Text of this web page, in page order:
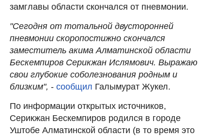
замглавы области скончался от пневмонии.
"Сегодня от тотальной двусторонней
пневмонии скоропостижно скончался
заместитель акима Алматинской области
Бескемпиров Серикжан Ислямович. Выражаю
свои глубокие соболезнования родным и
близким", - сообщил Галымурат Жукел.
По информации открытых источников,
Серикжан Бескемпиров родился в городе
Уштобе Алматинской области (в то время это